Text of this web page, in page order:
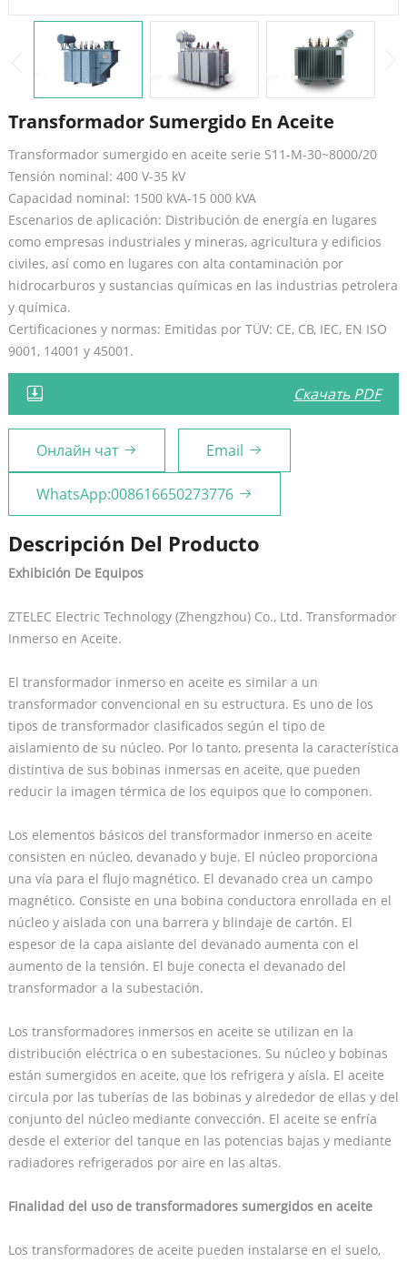
Transformador Sumergido En Aceite
Transformador sumergido en aceite serie S11-M-30~8000/20
Tensión nominal: 400 V-35 kV
Capacidad nominal: 1500 kVA-15 000 kVA
Escenarios de aplicación: Distribución de energía en lugares
como empresas industriales y mineras, agricultura y edificios
civiles, así como en lugares con alta contaminación por
hidrocarburos y sustancias químicas en las industrias petrolera
y química.
Certificaciones y normas: Emitidas por TÜV: CE, CB, IEC, EN ISO
9001, 14001 y 45001.
Скачать PDF
Онлайн чат Email
WhatsApp:008616650273776
Descripción Del Producto
Exhibición De Equipos
ZTELEC Electric Technology (Zhengzhou) Co., Ltd. Transformador
Inmerso en Aceite.
El transformador inmerso en aceite es similar a un
transformador convencional en su estructura. Es uno de los
tipos de transformador clasificados según el tipo de
aislamiento de su núcleo. Por lo tanto, presenta la característica
distintiva de sus bobinas inmersas en aceite, que pueden
reducir la imagen térmica de los equipos que lo componen.
Los elementos básicos del transformador inmerso en aceite
consisten en núcleo, devanado y buje. El núcleo proporciona
una vía para el flujo magnético. El devanado crea un campo
magnético. Consiste en una bobina conductora enrollada en el
núcleo y aislada con una barrera y blindaje de cartón. El
espesor de la capa aislante del devanado aumenta con el
aumento de la tensión. El buje conecta el devanado del
transformador a la subestación.
Los transformadores inmersos en aceite se utilizan en la
distribución eléctrica o en subestaciones. Su núcleo y bobinas
están sumergidos en aceite, que los refrigera y aísla. El aceite
circula por las tuberías de las bobinas y alrededor de ellas y del
conjunto del núcleo mediante convección. El aceite se enfría
desde el exterior del tanque en las potencias bajas y mediante
radiadores refrigerados por aire en las altas.
Finalidad del uso de transformadores sumergidos en aceite
Los transformadores de aceite pueden instalarse en el suelo,